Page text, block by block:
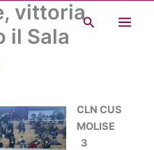
Cerca
vittoria
il Sala
CLN CUS
MOLISE
3